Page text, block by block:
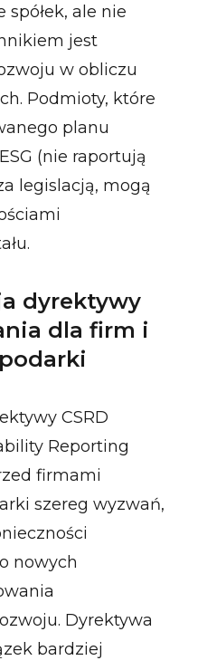
spółek, ale nie
jest
w obliczu
Podmioty, które
planu
(nie raportują
legislacją, mogą
dyrektywy
dla firm i
CSRD
Reporting
firmami
szereg wyzwań,
nowych
Dyrektywa
bardziej